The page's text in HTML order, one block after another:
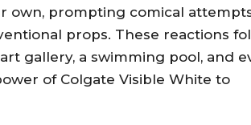
own, prompting comical
props. These reactions
gallery, a swimming pool, and
of Colgate Visible White to